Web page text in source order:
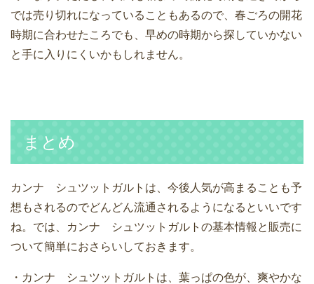
では売り切れになっていることもあるので、春ごろの開花
時期に合わせたころでも、早めの時期から探していかない
と手に入りにくいかもしれません。
まとめ
カンナ シュツットガルトは、今後人気が高まることも予
想もされるのでどんどん流通されるようになるといいです
ね。では、カンナ シュツットガルトの基本情報と販売に
ついて簡単におさらいしておきます。
・カンナ シュツットガルトは、葉っぱの色が、爽やかな